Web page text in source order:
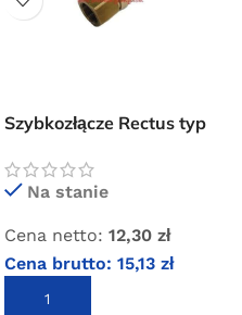
Szybkozłącze Rectus typ
wewnętrznym 3/8″
Na stanie
Cena netto: 12,30 zł
Cena brutto: 15,13 zł
DODAJ DO KOSZYKA
czasowo